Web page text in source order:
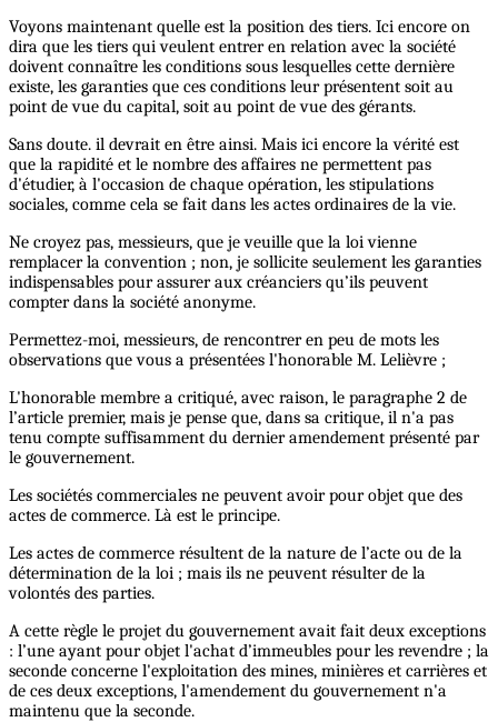
Voyons maintenant quelle est la position des tiers. Ici encore on
dira que les tiers qui veulent entrer en relation avec la société
doivent connaître les conditions sous lesquelles cette dernière
existe, les garanties que ces conditions leur présentent soit au
point de vue du capital, soit au point de vue des gérants.
Sans doute. il devrait en être ainsi. Mais ici encore la vérité est
que la rapidité et le nombre des affaires ne permettent pas
d'étudier, à l'occasion de chaque opération, les stipulations
sociales, comme cela se fait dans les actes ordinaires de la vie.
Ne croyez pas, messieurs, que je veuille que la loi vienne
remplacer la convention ; non, je sollicite seulement les garanties
indispensables pour assurer aux créanciers qu’ils peuvent
compter dans la société anonyme.
Permettez-moi, messieurs, de rencontrer en peu de mots les
observations que vous a présentées l'honorable M. Lelièvre ;
L'honorable membre a critiqué, avec raison, le paragraphe 2 de
l’article premier, mais je pense que, dans sa critique, il n'a pas
tenu compte suffisamment du dernier amendement présenté par
le gouvernement.
Les sociétés commerciales ne peuvent avoir pour objet que des
actes de commerce. Là est le principe.
Les actes de commerce résultent de la nature de l’acte ou de la
détermination de la loi ; mais ils ne peuvent résulter de la
volontés des parties.
A cette règle le projet du gouvernement avait fait deux exceptions
: l’une ayant pour objet l'achat d’immeubles pour les revendre ; la
seconde concerne l'exploitation des mines, minières et carrières et
de ces deux exceptions, l'amendement du gouvernement n'a
maintenu que la seconde.